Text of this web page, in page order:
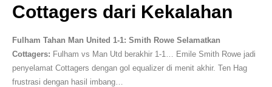
Cottagers dari Kekalahan
Fulham Tahan Man United 1-1: Smith Rowe Selamatkan
Cottagers: Fulham vs Man Utd berakhir 1-1… Emile Smith Rowe jadi
penyelamat Cottagers dengan gol equalizer di menit akhir. Ten Hag
frustrasi dengan hasil imbang…